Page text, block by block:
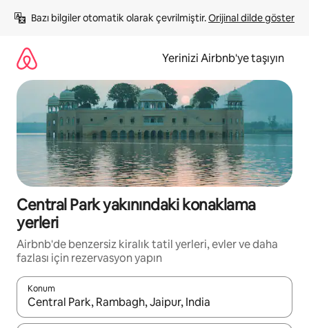
atla
Bazı bilgiler otomatik olarak çevrilmiştir. Orijinal dilde göster
Yerinizi Airbnb'ye taşıyın
Central Park yakınındaki konaklama
yerleri
Airbnb'de benzersiz kiralık tatil yerleri, evler ve daha
fazlası için rezervasyon yapın
Konum
Sonuçlar kullanılabilir olduğunda yukarı ve aşağı oklarıyla